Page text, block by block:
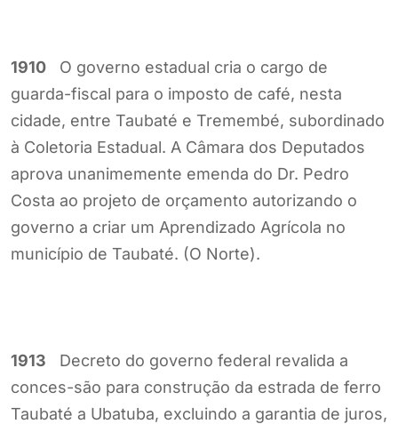
1910 O governo estadual cria o cargo de
guarda-fiscal para o imposto de café, nesta
cidade, entre Taubaté e Tremembé, subordinado
à Coletoria Estadual. A Câmara dos Deputados
aprova unanimemente emenda do Dr. Pedro
Costa ao projeto de orçamento autorizando o
governo a criar um Aprendizado Agrícola no
município de Taubaté. (O Norte).
1913 Decreto do governo federal revalida a
conces-são para construção da estrada de ferro
Taubaté a Ubatuba, excluindo a garantia de juros,